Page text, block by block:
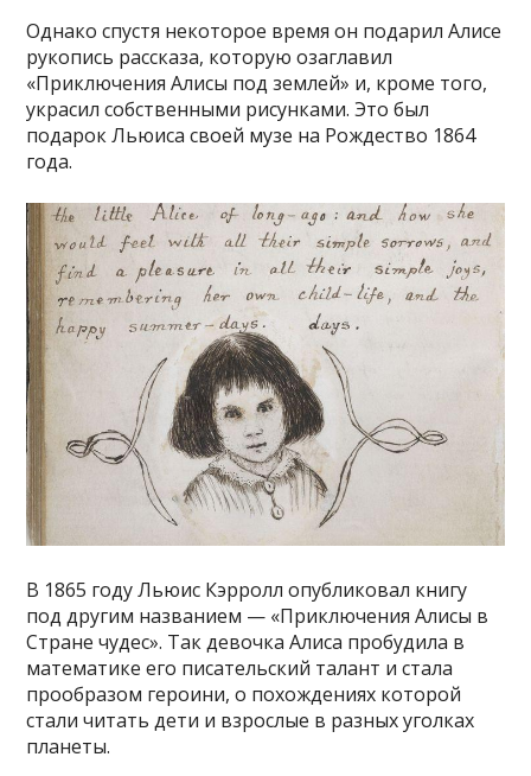
Однако спустя некоторое время он подарил Алисе
рукопись рассказа, которую озаглавил
«Приключения Алисы под землей» и, кроме того,
украсил собственными рисунками. Это был
подарок Льюиса своей музе на Рождество 1864
года.
В 1865 году Льюис Кэрролл опубликовал книгу
под другим названием — «Приключения Алисы в
Стране чудес». Так девочка Алиса пробудила в
математике его писательский талант и стала
прообразом героини, о похождениях которой
стали читать дети и взрослые в разных уголках
планеты.